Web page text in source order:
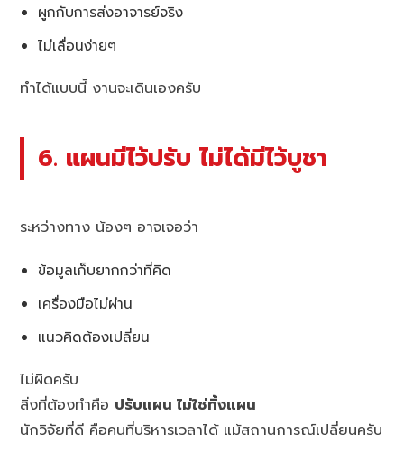
ผูกกับการส่งอาจารย์จริง
ไม่เลื่อนง่ายๆ
ทำได้แบบนี้ งานจะเดินเองครับ
6. แผนมีไว้ปรับ ไม่ได้มีไว้บูชา
ระหว่างทาง น้องๆ อาจเจอว่า
ข้อมูลเก็บยากกว่าที่คิด
เครื่องมือไม่ผ่าน
แนวคิดต้องเปลี่ยน
ไม่ผิดครับ
สิ่งที่ต้องทำคือ ปรับแผน ไม่ใช่ทิ้งแผน
นักวิจัยที่ดี คือคนที่บริหารเวลาได้ แม้สถานการณ์เปลี่ยนครับ